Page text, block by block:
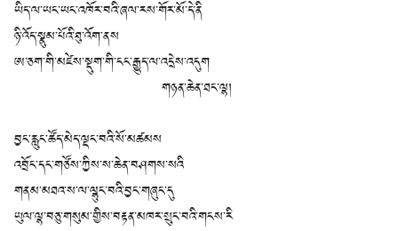
ཡིད་ལ་ཡང་ཡང་འཁོར་བའི་ཞལ་རས་གོར་མོ་དེ་ནི
ཉི་འོད་སྣུམ་པོའི་ཐུ་འོག་ནས
ཨ་ཅག་གི་མཛེས་སྡུག་གི་ངང་རྒྱུད་ལ་འདྲེས་འདུག
གཉན་ཆེན་ཐང་ལྷ།
བྱང་རླུང་ཚོད་མེད་ལྡང་བའི་སོ་མཚམས
འབྲོང་དང་གཙོས་ཀྱིས་ས་ཆེན་བཤགས་སའི
གནམ་མཐའ་ས་ལ་ལྷུང་བའི་བྱང་གཞུང་དུ
ཡུལ་ལྷ་བཅུ་གསུམ་གྱིས་བརྟན་མཁར་སྲུང་བའི་གངས་རི